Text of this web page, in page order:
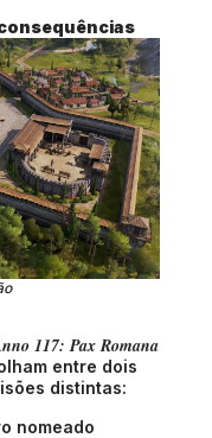
117: Pax Romana
entre dois
distintas:
nomeado